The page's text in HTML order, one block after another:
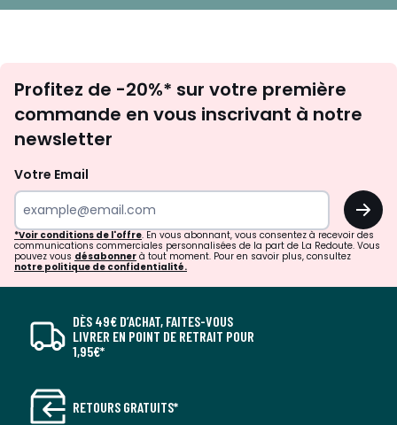
newsletter
Profitez de -20%* sur votre première
commande en vous inscrivant à notre
newsletter
Votre Email
OK
*Voir conditions de l'offre. En vous abonnant, vous consentez à recevoir des
communications commerciales personnalisées de la part de La Redoute. Vous
pouvez vous désabonner à tout moment. Pour en savoir plus, consultez
notre politique de confidentialité.
DÈS 49€ D’ACHAT, FAITES-VOUS
LIVRER EN POINT DE RETRAIT POUR
1,95€*
RETOURS GRATUITS*